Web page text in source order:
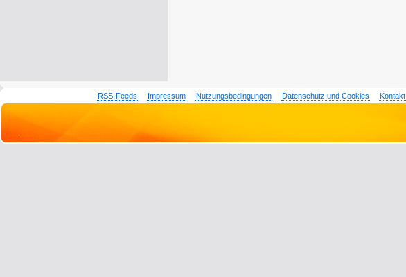
RSS-Feeds Impressum Nutzungsbedingungen Datenschutz und Cookies Kontakt